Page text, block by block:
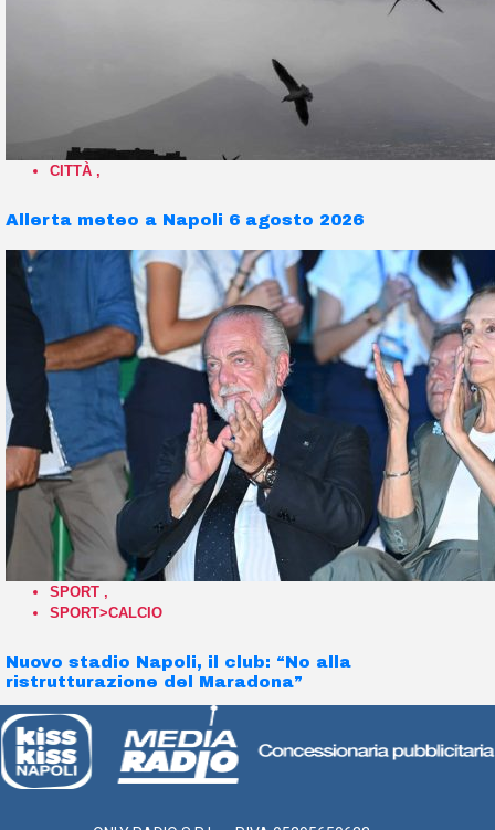
CITTÀ ,
Allerta meteo a Napoli 6 agosto 2026
SPORT ,
SPORT>CALCIO
Nuovo stadio Napoli, il club: “No alla
ristrutturazione del Maradona”